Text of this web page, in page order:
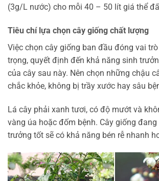
(3g/L nước) cho mỗi 40 – 50 lít giá thể
Tiêu chí lựa chọn cây giống chất lượng
Việc chọn cây giống ban đầu đóng vai
trọng, quyết định đến khả năng sinh
của cây sau này. Nên chọn những chậu
chắc khỏe, không bị trầy xước hay sâu
Lá cây phải xanh tươi, có độ mướt và
vàng úa hoặc đốm bệnh. Cây giống
trưởng tốt sẽ có khả năng bén rễ nhanh